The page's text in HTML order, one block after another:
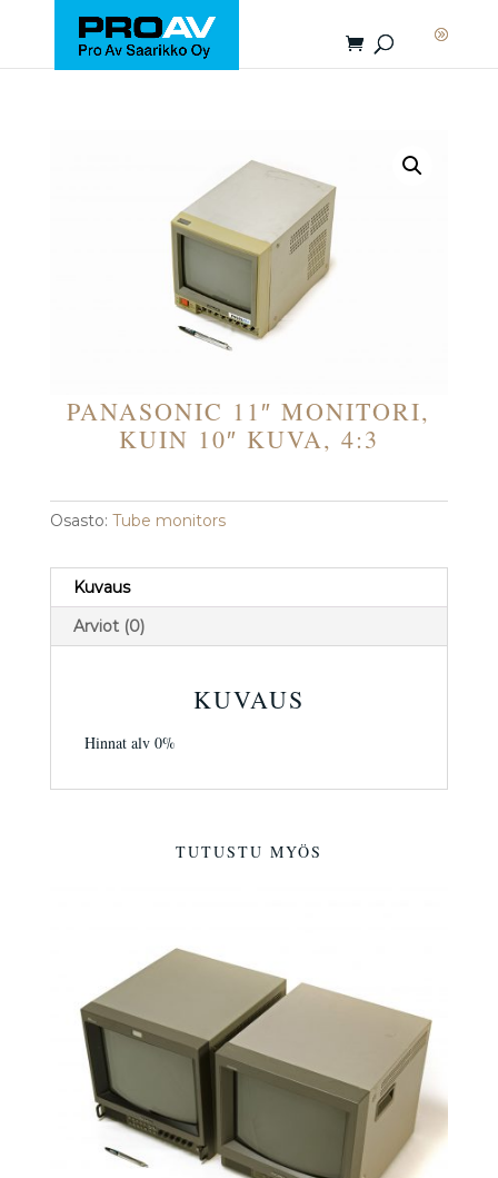
PANASONIC 11″ MONITORI,
KUIN 10″ KUVA, 4:3
Osasto: Tube monitors
Kuvaus
Arviot (0)
KUVAUS
Hinnat alv 0%
TUTUSTU MYÖS